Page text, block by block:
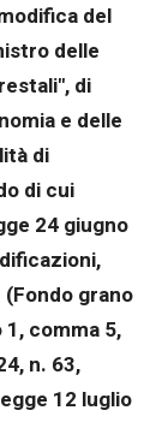
del
delle
di
e delle
di
di cui
24 giugno
grano
comma 5,
n. 63,
12 luglio